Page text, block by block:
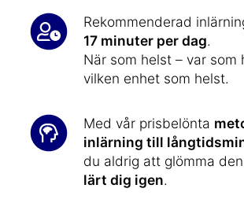
Rekommenderad
17 minuter per dag.
När som helst – var som
vilken enhet som helst.
Med vår prisbelönta
inlärning till
du aldrig att glömma den
lärt dig igen.